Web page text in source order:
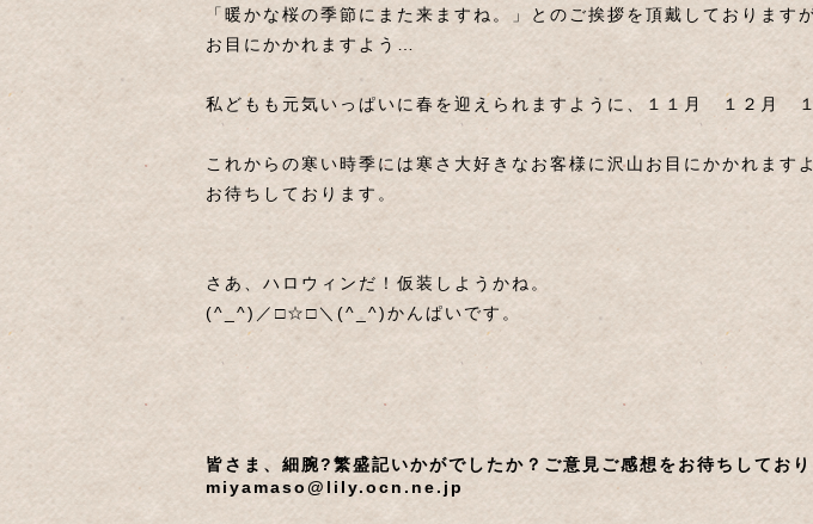
「暖かな桜の季節にまた来ますね。」とのご挨拶を頂戴しておりま
お目にかかれますよう…
私どもも元気いっぱいに春を迎えられますように、１１月 １２月
これからの寒い時季には寒さ大好きなお客様に沢山お目にかかれます
お待ちしております。
さあ、ハロウィンだ！仮装しようかね。
(^_^)／□☆□＼(^_^)かんぱいです。
皆さま、細腕?繁盛記いかがでしたか？ご意見ご感想をお待ちしており
miyamaso@lily.ocn.ne.jp